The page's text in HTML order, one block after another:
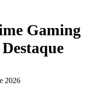
Gaming
2026